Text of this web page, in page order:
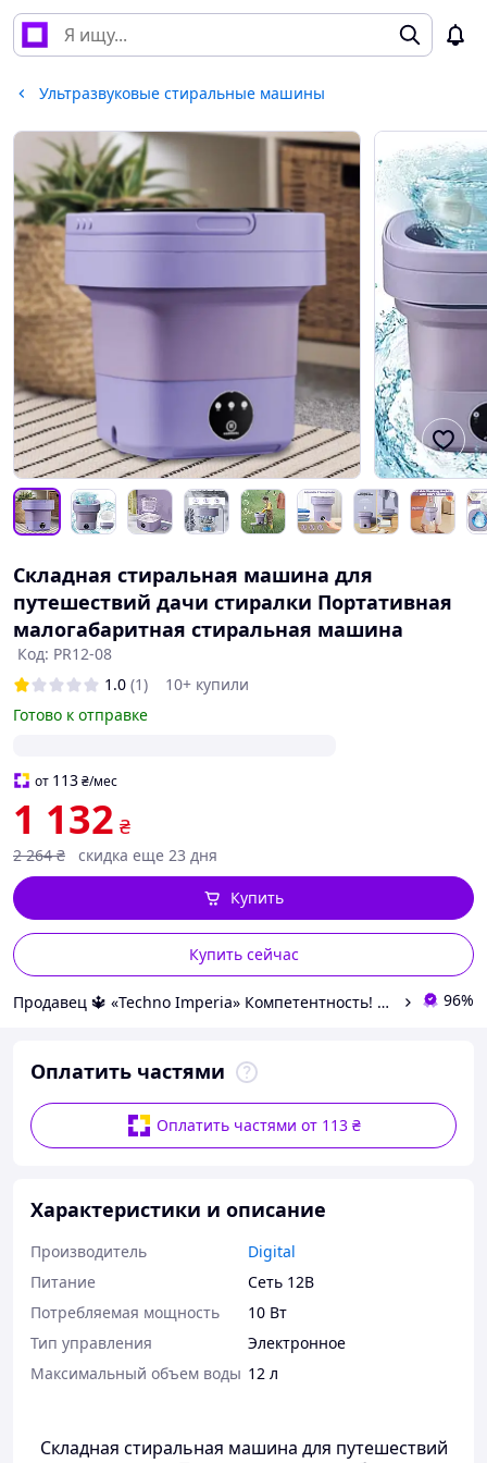
Ультразвуковые стиральные машины
Складная стиральная машина для
путешествий дачи стиралки Портативная
малогабаритная стиральная машина
Код: PR12-08
1.0 (1)
10+ купили
Готово к отправке
от 113₴/мес
1 132 ₴
2 264 ₴ скидка еще 23 дня
Купить сейчас
Купить
Продавец 🔱 «Techno Imperia» Компетентность! Качество товара! Быстрая отправка! ✅ 96%
Оплатить частями
Оплатить частями от 113 ₴
Характеристики и описание
Производитель
Digital
Питание
Сеть 12В
Потребляемая мощность
10 Вт
Тип управления
Электронное
Максимальный объем воды 12 л
Складная стиральная машина для путешествий